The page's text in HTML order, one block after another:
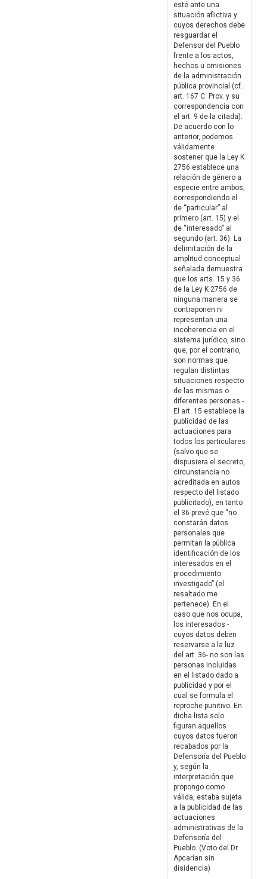
esté ante una
situación aflictiva y
cuyos derechos debe
resguardar el
Defensor del Pueblo
frente a los actos,
hechos u omisiones
de la administración
pública provincial (cf.
art. 167 C. Prov. y su
correspondencia con
el art. 9 de la citada).
De acuerdo con lo
anterior, podemos
válidamente
sostener que la Ley K
2756 establece una
relación de género a
especie entre ambos,
correspondiendo el
de “particular” al
primero (art. 15) y el
de “interesado” al
segundo (art. 36). La
delimitación de la
amplitud conceptual
señalada demuestra
que los arts. 15 y 36
de la Ley K 2756 de
ninguna manera se
contraponen ni
representan una
incoherencia en el
sistema jurídico, sino
que, por el contrario,
son normas que
regulan distintas
situaciones respecto
de las mismas o
diferentes personas.-
El art. 15 establece la
publicidad de las
actuaciones para
todos los particulares
(salvo que se
dispusiera el secreto,
circunstancia no
acreditada en autos
respecto del listado
publicitado), en tanto
el 36 prevé que “no
constarán datos
personales que
permitan la pública
identificación de los
interesados en el
procedimiento
investigado” (el
resaltado me
pertenece). En el
caso que nos ocupa,
los interesados -
cuyos datos deben
reservarse a la luz
del art. 36- no son las
personas incluidas
en el listado dado a
publicidad y por el
cual se formula el
reproche punitivo. En
dicha lista solo
figuran aquellos
cuyos datos fueron
recabados por la
Defensoría del Pueblo
y, según la
interpretación que
propongo como
válida, estaba sujeta
a la publicidad de las
actuaciones
administrativas de la
Defensoría del
Pueblo. (Voto del Dr.
Apcarían sin
disidencia)